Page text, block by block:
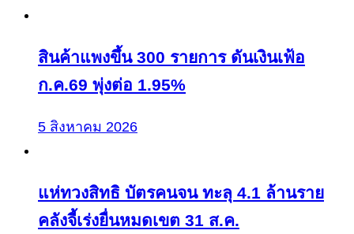
สินค้าแพงขึ้น 300 รายการ ดันเงินเฟ้อ
ก.ค.69 พุ่งต่อ 1.95%
5 สิงหาคม 2026
แห่ทวงสิทธิ บัตรคนจน ทะลุ 4.1 ล้านราย
คลังจี้เร่งยื่นหมดเขต 31 ส.ค.